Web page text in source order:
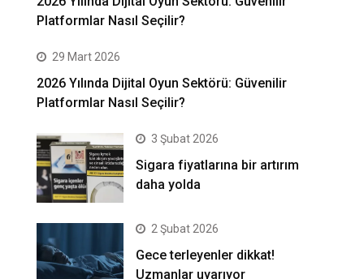
Platformlar Nasıl Seçilir?
29 Mart 2026
2026 Yılında Dijital Oyun Sektörü: Güvenilir
Platformlar Nasıl Seçilir?
3 Şubat 2026
Sigara fiyatlarına bir artırım
daha yolda
2 Şubat 2026
Gece terleyenler dikkat!
Uzmanlar uyarıyor